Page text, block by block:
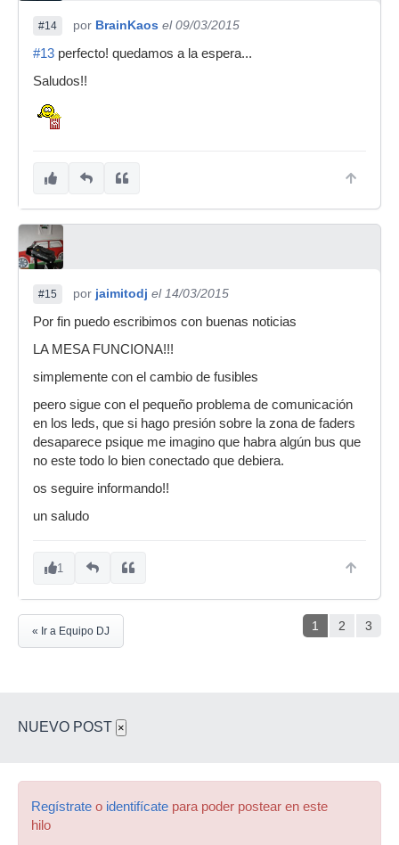
#14 por BrainKaos el 09/03/2015
#13 perfecto! quedamos a la espera...
Saludos!!
#15 por jaimitodj el 14/03/2015
Por fin puedo escribimos con buenas noticias
LA MESA FUNCIONA!!!
simplemente con el cambio de fusibles
peero sigue con el pequeño problema de comunicación
en los leds, que si hago presión sobre la zona de faders
desaparece psique me imagino que habra algún bus que
no este todo lo bien conectado que debiera.
os seguire informando!!
un saludo
1
1 2 3
« Ir a Equipo DJ
NUEVO POST ×
Regístrate o identifícate para poder postear en este
hilo